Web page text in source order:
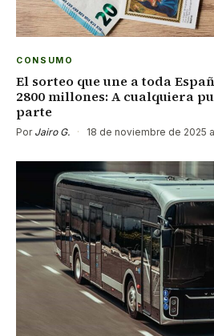
CONSUMO
El sorteo que une a toda
2800 millones: A cualquiera
parte
Por Jairo G. · 18 de noviembre de 2025